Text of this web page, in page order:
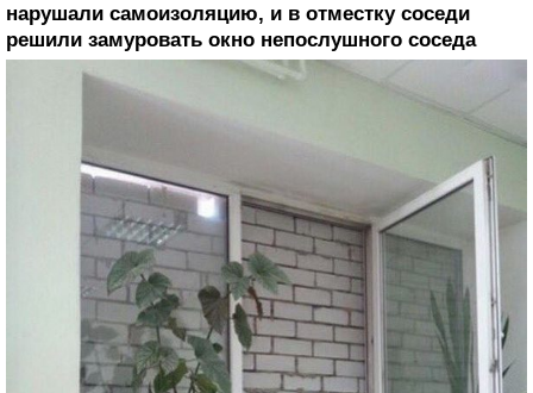
нарушали самоизоляцию, и в отместку соседи
решили замуровать окно непослушного соседа